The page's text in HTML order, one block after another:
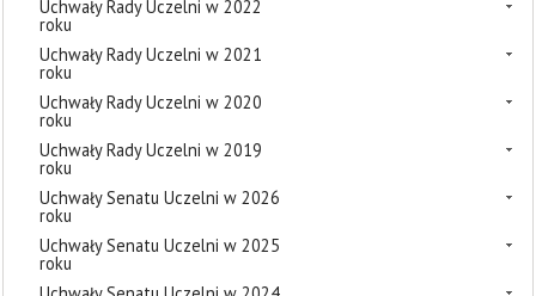
Uchwały Rady Uczelni w 2022
roku
Uchwały Rady Uczelni w 2021
roku
Uchwały Rady Uczelni w 2020
roku
Uchwały Rady Uczelni w 2019
roku
Uchwały Senatu Uczelni w 2026
roku
Uchwały Senatu Uczelni w 2025
roku